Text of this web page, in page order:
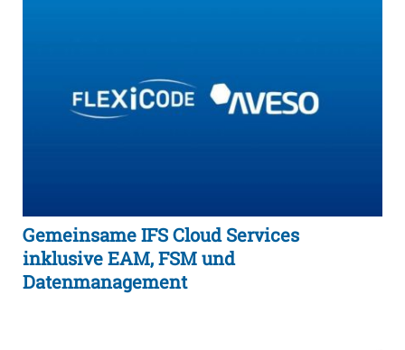
Gemeinsame IFS Cloud Services
inklusive EAM, FSM und
Datenmanagement